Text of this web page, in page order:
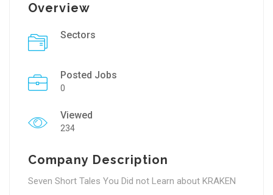
Overview
Sectors
Posted Jobs
0
Viewed
234
Company Description
Seven Short Tales You Did not Learn about KRAKEN